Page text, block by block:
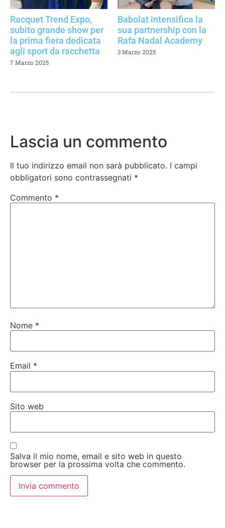
Racquet Trend Expo,
subito grande show per
la prima fiera dedicata
agli sport da racchetta
7 Marzo 2025
Babolat intensifica la
sua partnership con la
Rafa Nadal Academy
3 Marzo 2025
Lascia un commento
Il tuo indirizzo email non sarà pubblicato. I campi
obbligatori sono contrassegnati *
Commento *
Nome *
Email *
Sito web
Salva il mio nome, email e sito web in questo
browser per la prossima volta che commento.